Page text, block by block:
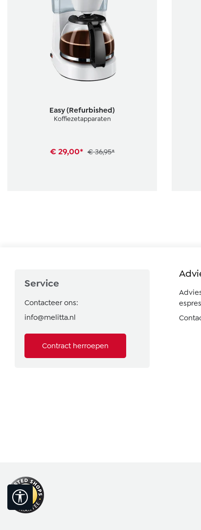
Easy (Refurbished)
Koffiezetapparaten
€ 29,00* € 36,95*
Service
Contacteer ons:
info@melitta.nl
Contract herroepen
Toon werkbalk